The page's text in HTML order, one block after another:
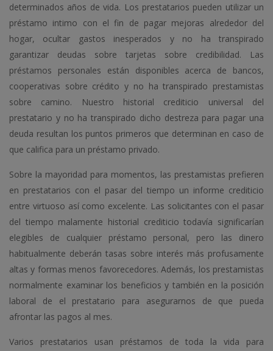
determinados años de vida. Los prestatarios pueden utilizar un
préstamo intimo con el fin de pagar mejoras alrededor del
hogar, ocultar gastos inesperados y no ha transpirado
garantizar deudas sobre tarjetas sobre credibilidad. Las
préstamos personales están disponibles acerca de bancos,
cooperativas sobre crédito y no ha transpirado prestamistas
sobre camino. Nuestro historial crediticio universal del
prestatario y no ha transpirado dicho destreza para pagar una
deuda resultan los puntos primeros que determinan en caso de
que califica para un préstamo privado.
Sobre la mayoridad para momentos, las prestamistas prefieren
en prestatarios con el pasar del tiempo un informe crediticio
entre virtuoso así­ como excelente. Las solicitantes con el pasar
del tiempo malamente historial crediticio todavía significarían
elegibles de cualquier préstamo personal, pero las dinero
habitualmente deberán tasas sobre interés más profusamente
altas y formas menos favorecedores. Además, los prestamistas
normalmente examinar los beneficios y también en la posición
laboral de el prestatario para asegurarnos de que pueda
afrontar las pagos al mes.
Varios prestatarios usan préstamos de toda la vida para